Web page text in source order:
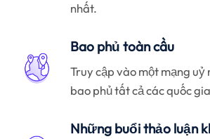
nhất.
Bao phủ toàn cầu
Truy cập vào một mạng uỷ
bao phủ tất cả các quốc
Những buổi thảo luận